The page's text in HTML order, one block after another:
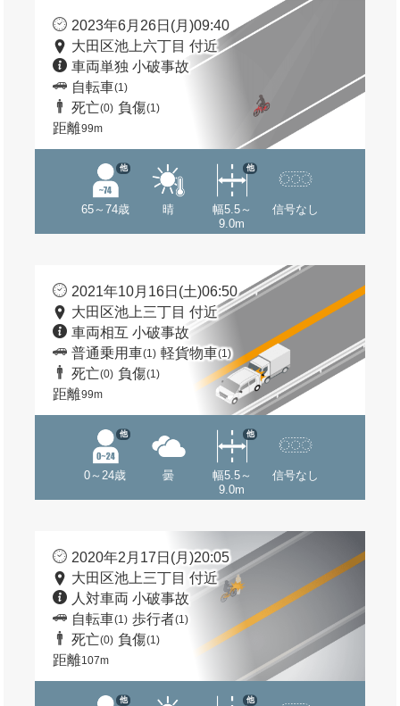
2023年6月26日(月)09:40
大田区池上六丁目 付近
車両単独 小破事故
自転車(1)
死亡(0) 負傷(1)
距離99m
65～74歳
他
晴
幅5.5～
9.0m
他
信号なし
2021年10月16日(土)06:50
大田区池上三丁目 付近
車両相互 小破事故
普通乗用車(1) 軽貨物車(1)
死亡(0) 負傷(1)
距離99m
0～24歳
他
曇
幅5.5～
9.0m
他
信号なし
2020年2月17日(月)20:05
大田区池上三丁目 付近
人対車両 小破事故
自転車(1) 歩行者(1)
死亡(0) 負傷(1)
距離107m
他 他